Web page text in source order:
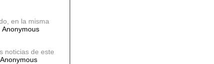
en la misma
Anonymous
noticias de este